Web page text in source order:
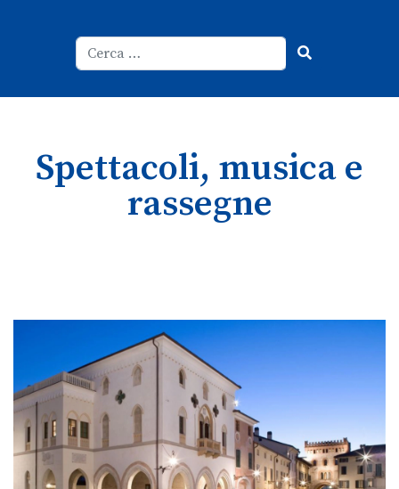
Spettacoli, musica e
rassegne